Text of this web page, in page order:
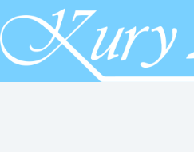
al
contenido